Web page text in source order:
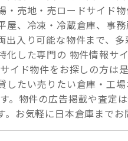
・売地・売ロードサイド
屋、冷凍・冷蔵倉庫、事
出入り可能な物件まで、
化した専門の 物件情報サ
イド物件をお探しの方は
したい売りたい倉庫・工
。物件の広告掲載や査定
お気軽に日本倉庫までお